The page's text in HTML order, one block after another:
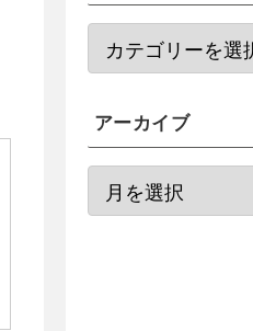
アーカイブ